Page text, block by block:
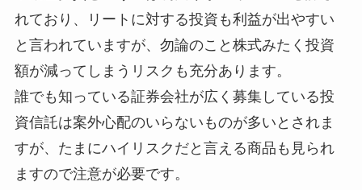
れており、リートに対する投資も利益が出やすい
と言われていますが、勿論のこと株式みたく投資
額が減ってしまうリスクも充分あります。
誰でも知っている証券会社が広く募集している投
資信託は案外心配のいらないものが多いとされま
すが、たまにハイリスクだと言える商品も見られ
ますので注意が必要です。